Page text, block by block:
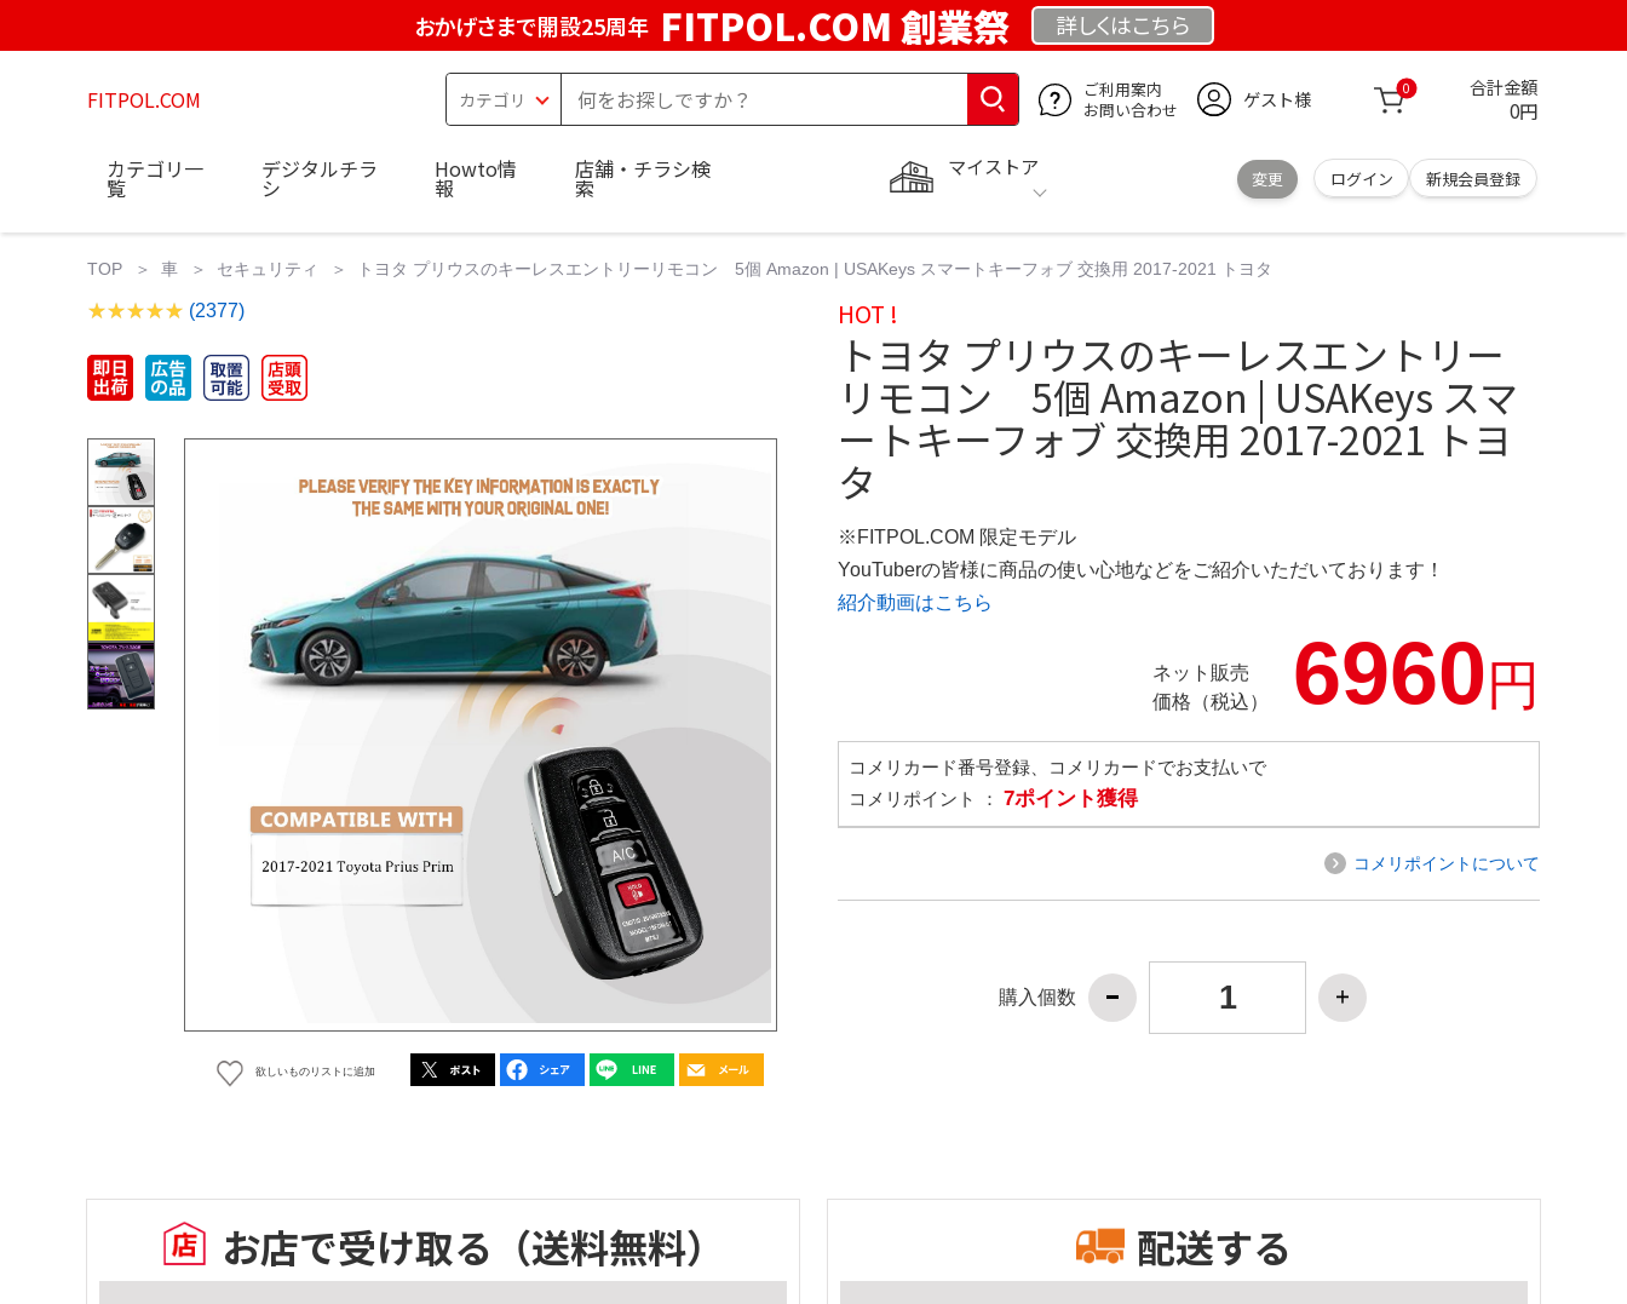
おかげさまで開設25周年 FITPOL.COM 創業祭 詳しくはこちら
FITPOL.COM
ご利用案内
お問い合わせ
ゲスト様 0 合計金額
0円
マイストア
変更 ログイン 新規会員登録
カテゴリ一
覧
デジタルチラ
シ
Howto情
報
店舗・チラシ検
索
TOP 車 セキュリティ トヨタ プリウスのキーレスエントリーリモコン 5個 Amazon | USAKeys スマートキーフォブ 交換用 2017-2021 トヨタ
(2377)
欲しいものリストに追加
HOT !
トヨタ プリウスのキーレスエントリー
リモコン 5個 Amazon | USAKeys スマ
ートキーフォブ 交換用 2017-2021 トヨ
タ
※FITPOL.COM 限定モデル
YouTuberの皆様に商品の使い心地などをご紹介いただいております！
紹介動画はこちら
ネット販売
価格（税込）
6960円
コメリカード番号登録、コメリカードでお支払いで
コメリポイント ： 7ポイント獲得
コメリポイントについて
購入個数
お店で受け取る （送料無料） 配送する